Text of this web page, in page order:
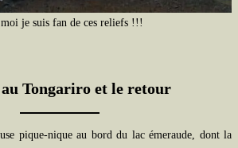
moi je suis fan de ces reliefs !!!
au Tongariro et le retour
pique-nique au bord du lac émeraude, dont la